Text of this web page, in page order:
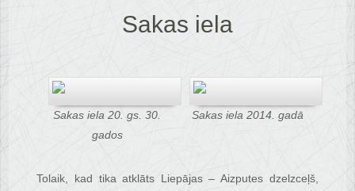
Sakas iela
Sakas iela 20. gs. 30.
gados
Sakas iela 2014. gadā
Tolaik, kad tika atklāts Liepājas – Aizputes dzelzceļš,